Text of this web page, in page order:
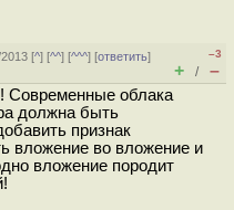
[^] [^^] [^^^] [ответить]
–3
+ / –
Современные облака
должна быть
признак
вложение во вложение и
вложение породит